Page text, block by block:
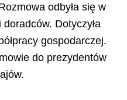
odbyła się w
Dotyczyła
gospodarczej.
do prezydentów